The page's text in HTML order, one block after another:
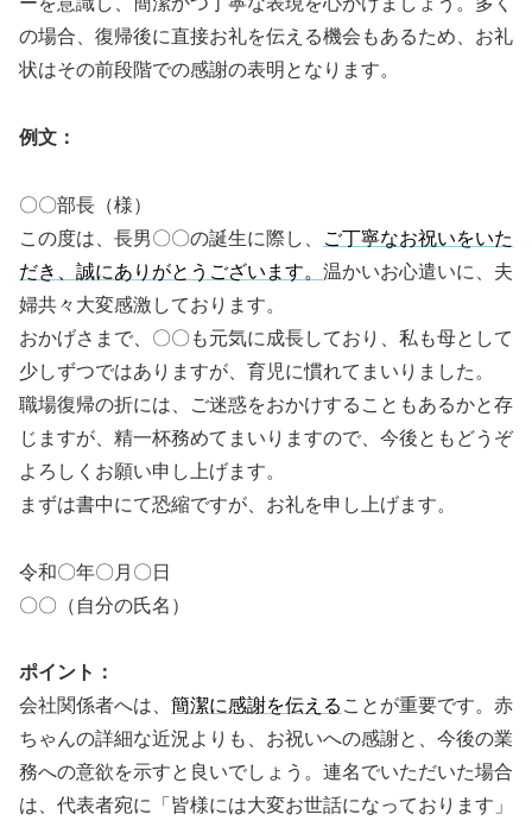
の場合、復帰後に直接お礼を伝える機会もあるため、お礼
状はその前段階での感謝の表明となります。
例文：
〇〇部長（様）
この度は、長男〇〇の誕生に際し、
ご丁寧なお祝いをいた
だき、誠にありがとうございます。 温かいお心遣いに、夫
婦共々大変感激しております。
おかげさまで、〇〇も元気に成長しており、私も母として
少しずつではありますが、育児に慣れてまいりました。
職場復帰の折には、ご迷惑をおかけすることもあるかと存
じますが、精一杯務めてまいりますので、今後ともどうぞ
よろしくお願い申し上げます。
まずは書中にて恐縮ですが、お礼を申し上げます。
令和〇年〇月〇日
〇〇（自分の氏名）
ポイント：
会社関係者へは、 簡潔に感謝を伝える ことが重要です。赤
ちゃんの詳細な近況よりも、お祝いへの感謝と、今後の業
務への意欲を示すと良いでしょう。連名でいただいた場合
は、代表者宛に「皆様には大変お世話になっております」